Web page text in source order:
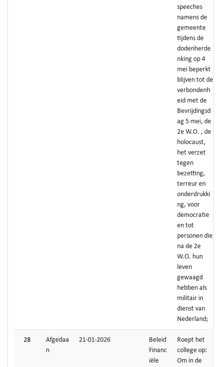
speeches
namens de
gemeente
tijdens de
dodenherde
nking op 4
mei beperkt
blijven tot de
verbondenh
eid met de
Bevrijdingsd
ag 5 mei, de
2e W.O. , de
holocaust,
het verzet
tegen
bezetting,
terreur en
onderdrukki
ng, voor
democratie
en tot
personen die
na de 2e
W.O. hun
leven
gewaagd
hebben als
militair in
dienst van
Nederland;
28
Afgedaa
n
21-01-2026
Beleid
Financ
iële
Roept het
college op:
Om in de